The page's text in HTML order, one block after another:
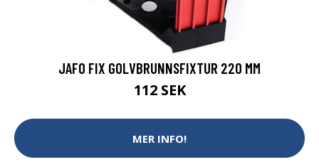
JAFO FIX GOLVBRUNNSFIXTUR 220 MM
112 SEK
MER INFO!